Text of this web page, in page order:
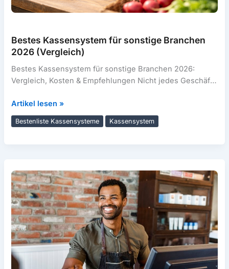
Bestes Kassensystem für sonstige Branchen
2026 (Vergleich)
Bestes Kassensystem für sonstige Branchen 2026:
Vergleich, Kosten & Empfehlungen Nicht jedes Geschäft
„Dienstleistung“.
Bestes
Kassensystem
für
(Vergleich)
Artikel lesen »
Bestenliste Kassensysteme Kassensystem